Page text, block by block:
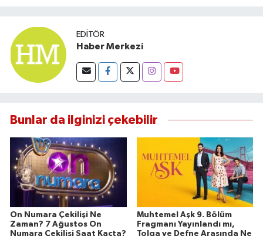
EDITÖR
Haber Merkezi
Bunlar da ilginizi çekebilir
On Numara Çekilişi Ne
Zaman? 7 Ağustos On
Numara Çekilişi Saat Kaçta?
Muhtemel Aşk 9. Bölüm
Fragmanı Yayınlandı mı,
Tolga ve Defne Arasında Ne